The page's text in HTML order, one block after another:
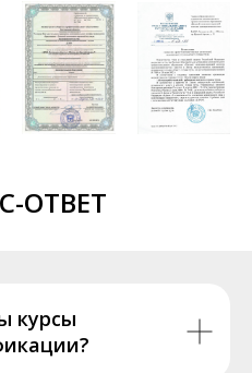
ОТВЕТ
курсы